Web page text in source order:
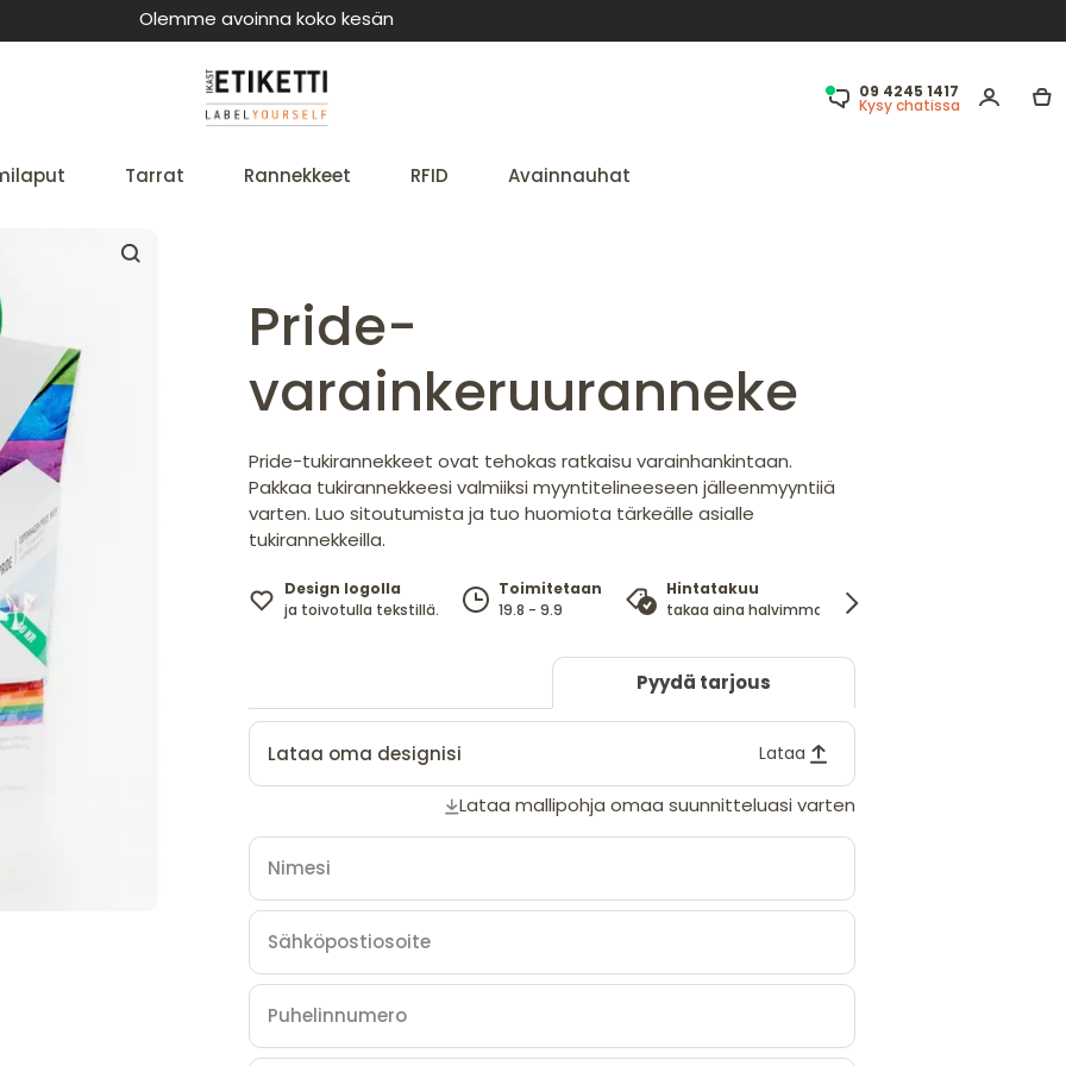
Olemme avoinna koko kesän
09 4245 1417
Kysy chatissa
Tarrat Rannekkeet RFID Avainnauhat
Pride-
varainkeruuranneke
Pride-tukirannekkeet ovat tehokas ratkaisu varainhankintaan.
Pakkaa tukirannekkeesi valmiiksi myyntitelineeseen jälleenmyyntiiä
varten. Luo sitoutumista ja tuo huomiota tärkeälle asialle
tukirannekkeilla.
Design logolla
ja toivotulla tekstillä.
Toimitetaan
19.8 - 9.9
Hintatakuu
takaa aina halvimman hinnan
Pyydä tarjous
Lataa oma designisi Lataa
Lataa mallipohja omaa suunnitteluasi varten